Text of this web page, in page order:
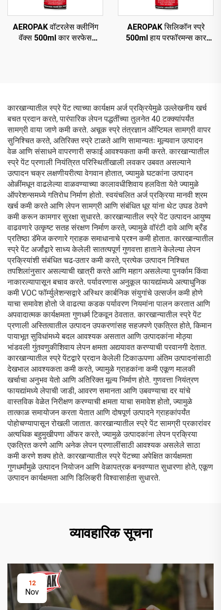
AEROPAK वॉटरलेस क्लीनिंग
वॅक्स 500ml कार सरफेस
AEROPAK सिलिकॉन स्प्रे
500ml हाय परफॉरमन्स कार
कारखान्यातील स्प्रे पेंट त्याच्या कार्यक्षम अर्ज प्रक्रियेमुळे उल्लेखनीय खर्च
बचत प्रदान करते, पारंपारिक लेपन पद्धतींच्या तुलनेत 40 टक्क्यांपर्यंत
सामग्री वाया जाणे कमी करते. अचूक स्प्रे तंत्रज्ञान ऑप्टिमल सामग्री वापर
सुनिश्चित करते, अतिरिक्त स्प्रे टाळते आणि सामान्यतः मूल्यवान उत्पादन
वेळ आणि संसाधने वापरणारी सफाई आवश्यकता कमी करते. कारखान्यातील
स्प्रे पेंट प्रणाली नियंत्रित परिस्थितींखाली लवकर उबवत असल्याने
उत्पादन चक्र लक्षणीयरीत्या वेगवान होतात, ज्यामुळे घटकांना उत्पादन
ओळींमधून वाढलेल्या वाळवण्याच्या कालावधीशिवाय हलविता येते ज्यामुळे
ऑपरेशन्समध्ये गतिरोध निर्माण होतो. स्वयंचलित अर्ज प्रक्रिया मानवी श्रम
खर्च कमी करते आणि लेपन सामग्री आणि संबंधित धूर यांना थेट उघड ठेवणे
कमी करून कामगार सुरक्षा सुधारते. कारखान्यातील स्प्रे पेंट उत्पादन आयुष्य
वाढवणारे उत्कृष्ट सतह संरक्षण निर्माण करते, ज्यामुळे वॉरंटी दावे आणि ब्रँड
प्रतिष्ठा डॅमेज करणारे ग्राहक समाधानाचे प्रश्न कमी होतात. कारखान्यातील
स्प्रे पेंट अर्जांद्वारे साध्य केलेली सातत्यपूर्ण गुणवत्ता हाताने केलेल्या लेपन
प्रक्रियांशी संबंधित चढ-उतार कमी करते, प्रत्येक उत्पादन निश्चित
तपशिलांनुसार असल्याची खात्री करते आणि महाग असलेल्या पुनर्काम किंवा
नाकारल्यापासून बचाव करते. पर्यावरणास अनुकूल फायद्यांमध्ये अत्याधुनिक
कमी VOC फॉर्म्युलेशन्सद्वारे अस्थिर कार्बनिक संयुगांचे उत्सर्जन कमी होणे
याचा समावेश होतो जे वाढत्या कडक पर्यावरण नियमांना पालन करतात आणि
अपवादात्मक कार्यक्षमता गुणधर्म टिकवून ठेवतात. कारखान्यातील स्प्रे पेंट
प्रणाली अस्तित्वातील उत्पादन उपकरणांसह सहजपणे एकत्रित होते, किमान
पायाभूत सुविधांमध्ये बदल आवश्यक असतात आणि उत्पादकांना मोठ्या
भांडवली गुंतवणुकीशिवाय लेपन क्षमता अद्ययावत करण्याची परवानगी देतात.
कारखान्यातील स्प्रे पेंटद्वारे प्रदान केलेली टिकाऊपणा अंतिम उत्पादनांसाठी
देखभाल आवश्यकता कमी करते, ज्यामुळे ग्राहकांना कमी एकूण मालकी
खर्चाचा अनुभव येतो आणि अतिरिक्त मूल्य निर्माण होते. गुणवत्ता नियंत्रण
फायद्यांमध्ये लेपाची जाडी, आवरण समानता आणि उबवण्याचा दर यांचे
वास्तविक वेळेत निरीक्षण करण्याची क्षमता याचा समावेश होतो, ज्यामुळे
तात्काळ समायोजन करता येतात आणि दोषपूर्ण उत्पादने ग्राहकांपर्यंत
पोहोचण्यापासून रोखली जातात. कारखान्यातील स्प्रे पेंट सामग्री प्रकारांवर
अत्यधिक बहुमुखीपणा ऑफर करते, ज्यामुळे उत्पादकांना लेपन प्रक्रिया
एकत्रित करणे आणि अनेक लेपन प्रणालींसाठी आवश्यक असलेले साठा
कमी करणे शक्य होते. कारखान्यातील स्प्रे पेंटच्या अपेक्षित कार्यक्षमता
गुणधर्मांमुळे उत्पादन नियोजन आणि वेळापत्रक बनवण्यात सुधारणा होते, एकूण
उत्पादन कार्यक्षमता आणि डिलिव्हरी विश्वासार्हता सुधारते.
व्यावहारिक सूचना
12
Nov